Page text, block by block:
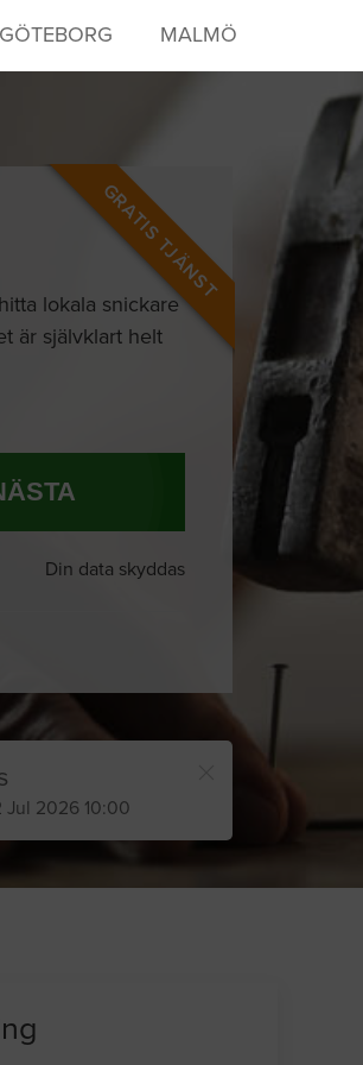
GÖTEBORG MALMÖ
GRATIS TJÄNST
lokala snickare
är självklart helt
Din data skyddas
Jul 2026 10:00